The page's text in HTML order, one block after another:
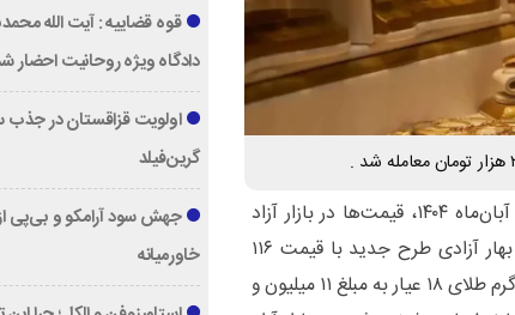
، در معاملات امروز، شنبه ۲۵ آبان‌ماه ۱۴۰۴، قیمت‌ها در بازار آزاد
تهران اعلام شد. بر این اساس، هر قطعه سکه تمام بهار آزادی طرح جدید با قیمت ۱۱۶
میلیون و ۶۰۰ هزار تومان مبادله می‌شود. همچنین، هر گرم طلای ۱۸ عیار به مبلغ ۱۱ میلیون و
قوه قضاییه : آیت الله
دادگاه ویژه روحانیت احضار
اولویت قزاقستان در جذب
گرین‌فیلد
جهش سود آرامکو و بی‌پی
خاورمیانه